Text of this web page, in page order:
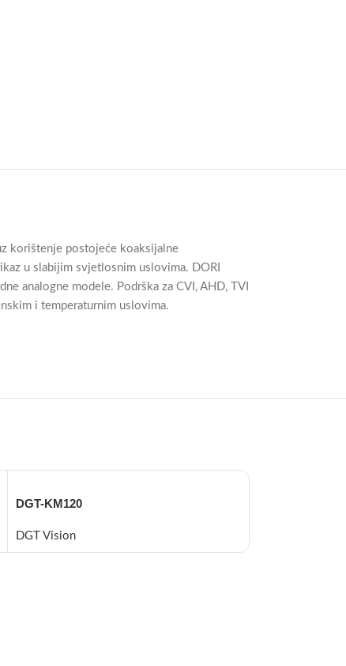
korištenje postojeće koaksijalne
u slabijim svjetlosnim uslovima. DORI
analogne modele. Podrška za CVI, AHD, TVI
i temperaturnim uslovima.
DGT-KM120
DGT Vision